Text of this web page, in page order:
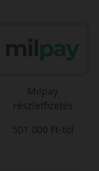
Milpay
részletfizetés
501 000 Ft-tól